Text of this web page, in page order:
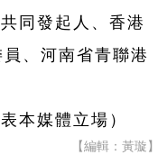
同發起人、香港
、河南省青聯港
本媒體立場）
【編輯：黃璇】